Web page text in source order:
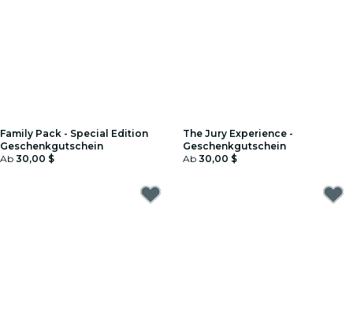
Family Pack - Special Edition
Geschenkgutschein
Ab 30,00 $
The Jury Experience -
Geschenkgutschein
Ab 30,00 $